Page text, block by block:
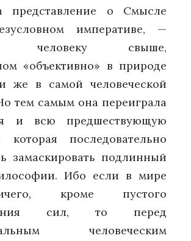
представление о Смысле
императиве, —
человеку свыше,
«объективно» в природе
же в самой человеческой
тем самым она переиграла
и всю предшествующую
которая последовательно
замаскировать подлинный
Ибо если в мире
кроме пустого
сил, то перед
человеческим